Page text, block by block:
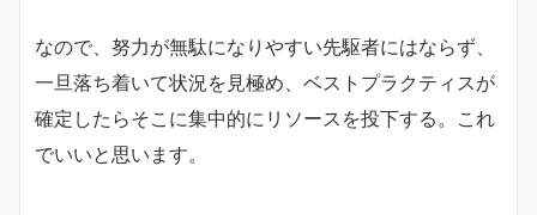
なので、努力が無駄になりやすい先駆者にはならず、
一旦落ち着いて状況を見極め、ベストプラクティスが
確定したらそこに集中的にリソースを投下する。これ
でいいと思います。